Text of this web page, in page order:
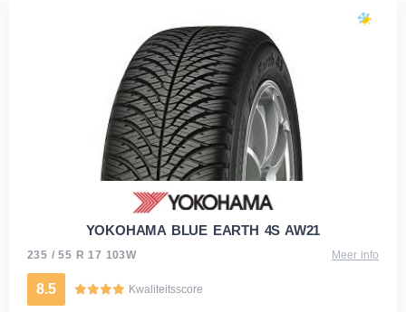
YOKOHAMA BLUE EARTH 4S AW21
235 / 55 R 17 103W Meer info
8.5 Kwaliteitsscore